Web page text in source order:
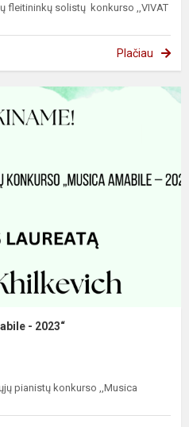
fleitininkų solistų konkurso ,,VIVAT
Plačiau
- 2023“
pianistų konkurso ,,Musica